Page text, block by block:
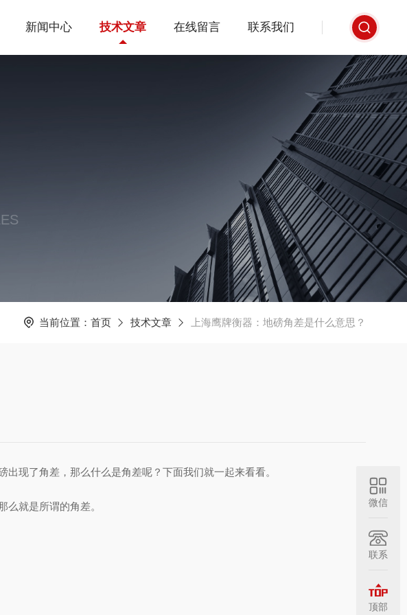
新闻中心 技术文章 在线留言 联系我们
当前位置： 首页 技术文章 上海鹰牌衡器：地磅角差是什么意思？
出现了角差，那么什么是角差呢？下面我们就一起来看看。
么就是所谓的角差。
微信
联系
顶部